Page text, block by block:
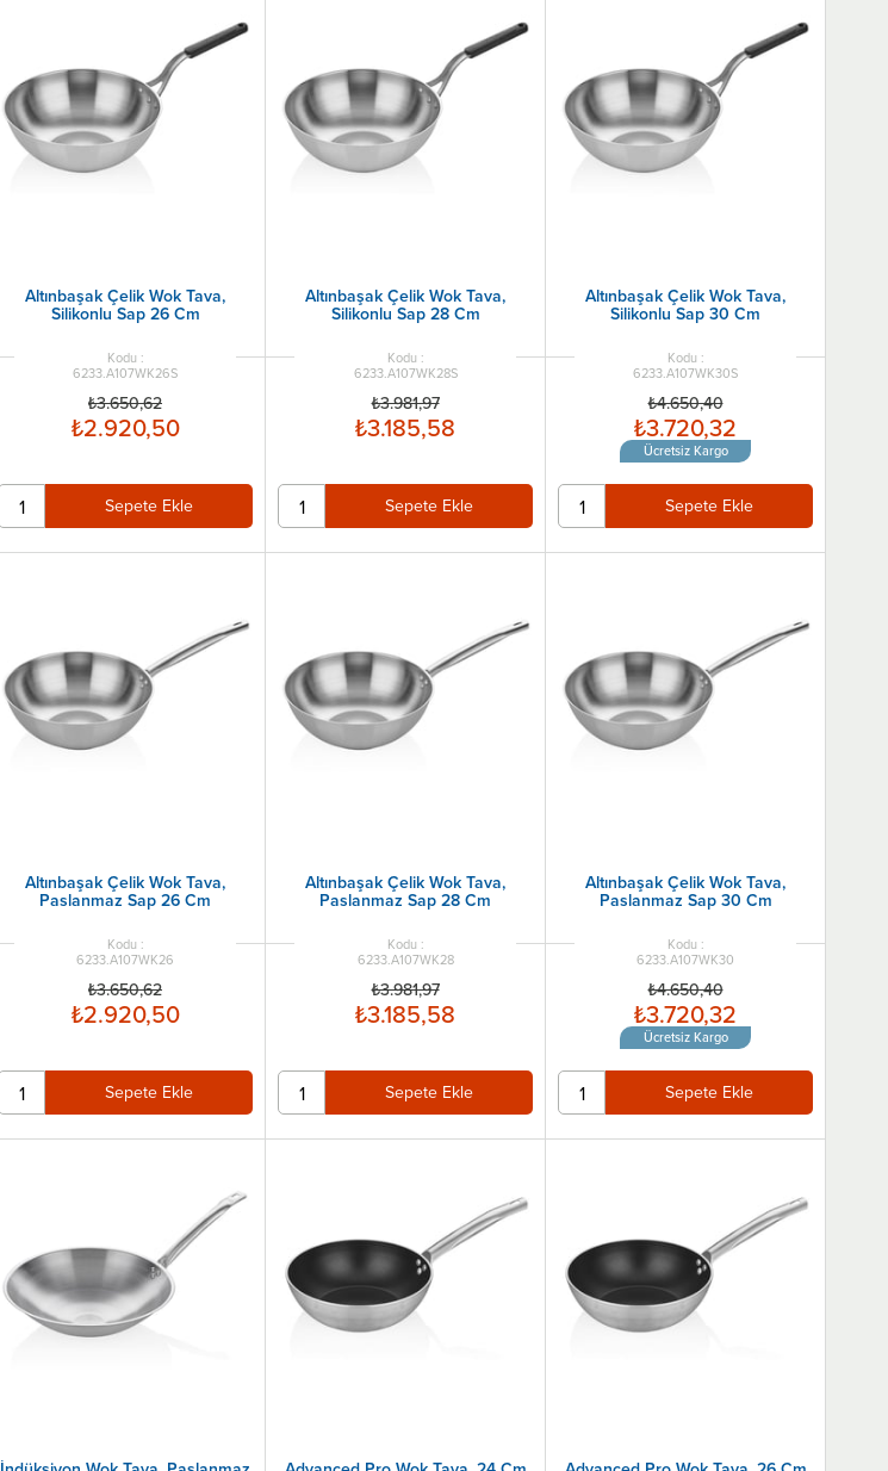
Altınbaşak Çelik Wok Tava,
Silikonlu Sap 26 Cm
6233.A107WK26S
₺2.920,50
₺3.650,62
Sepete Ekle
Altınbaşak Çelik Wok Tava,
Silikonlu Sap 28 Cm
6233.A107WK28S
₺3.185,58
₺3.981,97
Sepete Ekle
Altınbaşak Çelik Wok Tava,
Silikonlu Sap 30 Cm
6233.A107WK30S
₺3.720,32
₺4.650,40
Sepete Ekle
Ücretsiz Kargo
Altınbaşak Çelik Wok Tava,
Paslanmaz Sap 26 Cm
6233.A107WK26
₺2.920,50
₺3.650,62
Sepete Ekle
Altınbaşak Çelik Wok Tava,
Paslanmaz Sap 28 Cm
6233.A107WK28
₺3.185,58
₺3.981,97
Sepete Ekle
Altınbaşak Çelik Wok Tava,
Paslanmaz Sap 30 Cm
6233.A107WK30
₺3.720,32
₺4.650,40
Sepete Ekle
Ücretsiz Kargo